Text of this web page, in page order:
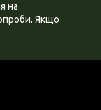
на
Якщо